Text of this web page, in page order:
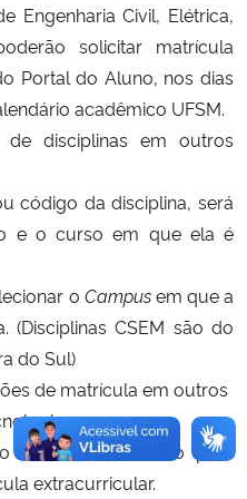
Humanos
Engenharia Civil, Elétrica,
solicitar matrícula
Portal do Aluno, nos dias
acadêmico UFSM.
disciplinas em outros
código da disciplina, será
e o curso em que ela é
o Campusem que a
(Disciplinas CSEM são do
do Sul)
de matrícula em outros
o Portal do Aluno para
extracurricular.